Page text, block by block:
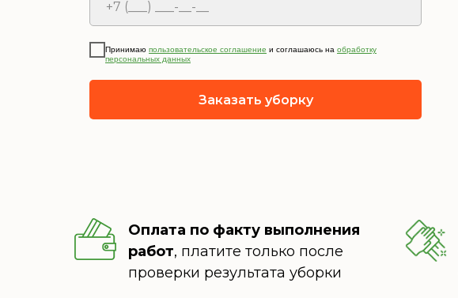
Принимаю пользовательское соглашение и соглашаюсь на обработку
персональных данных
Заказать уборку
Оплата по факту выполнения
работ, платите только после
проверки результата уборки